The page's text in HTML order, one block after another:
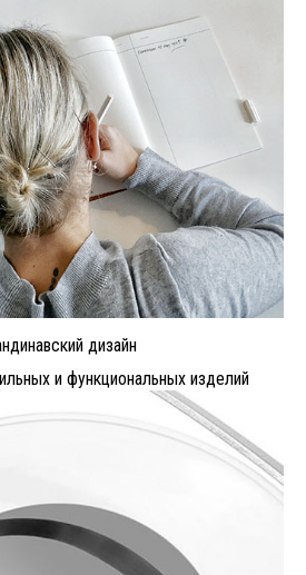
дизайн
и функциональных изделий